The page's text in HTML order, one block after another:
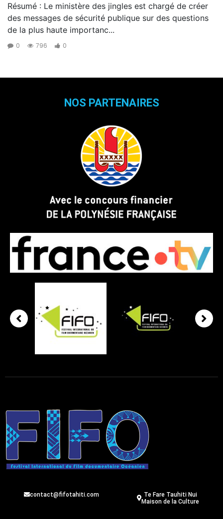
Résumé : Le ministère des jingles est chargé de créer
des messages de sécurité publique sur des questions
de la plus haute importanc...
0 796 0
NOS PARTENAIRES
contact@fifotahiti.com
Te Fare Tauhiti Nui
Maison de la Culture